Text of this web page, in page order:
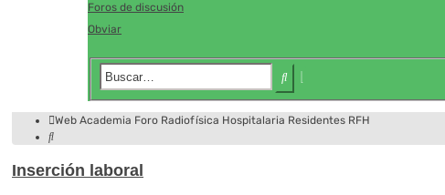
Foros de discusión
Obviar
Buscar
Web Academia Foro Radiofísica Hospitalaria Residentes RFH
Buscar
Inserción laboral